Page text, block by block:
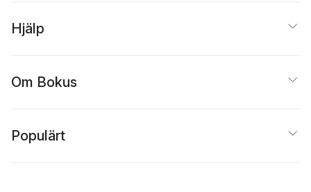
Hjälp
Om Bokus
Populärt